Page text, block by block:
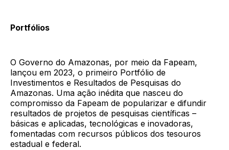
Portfólios
O Governo do Amazonas, por meio da Fapeam,
lançou em 2023, o primeiro Portfólio de
Investimentos e Resultados de Pesquisas do
Amazonas. Uma ação inédita que nasceu do
compromisso da Fapeam de popularizar e difundir
resultados de projetos de pesquisas científicas –
básicas e aplicadas, tecnológicas e inovadoras,
fomentadas com recursos públicos dos tesouros
estadual e federal.